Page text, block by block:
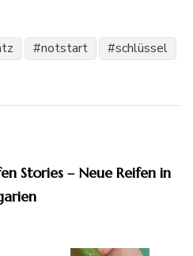
notstart schlüssel
Stories – Neue Reifen in